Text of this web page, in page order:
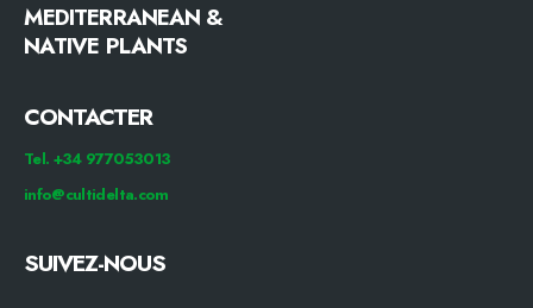
MEDITERRANEAN &
NATIVE PLANTS
CONTACTER
Tel. +34 977053013
info@cultidelta.com
SUIVEZ-NOUS